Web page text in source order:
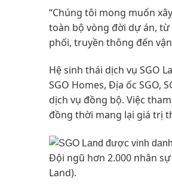
“Chúng tôi mong muốn
toàn bộ vòng đời dự án,
phối, truyền thông đến
Hệ sinh thái dịch vụ SGO
SGO Homes, Địa ốc SGO,
dịch vụ đồng bộ. Việc
đồng thời mang lại giá trị
Đội ngũ hơn 2.000 nhân
Land).